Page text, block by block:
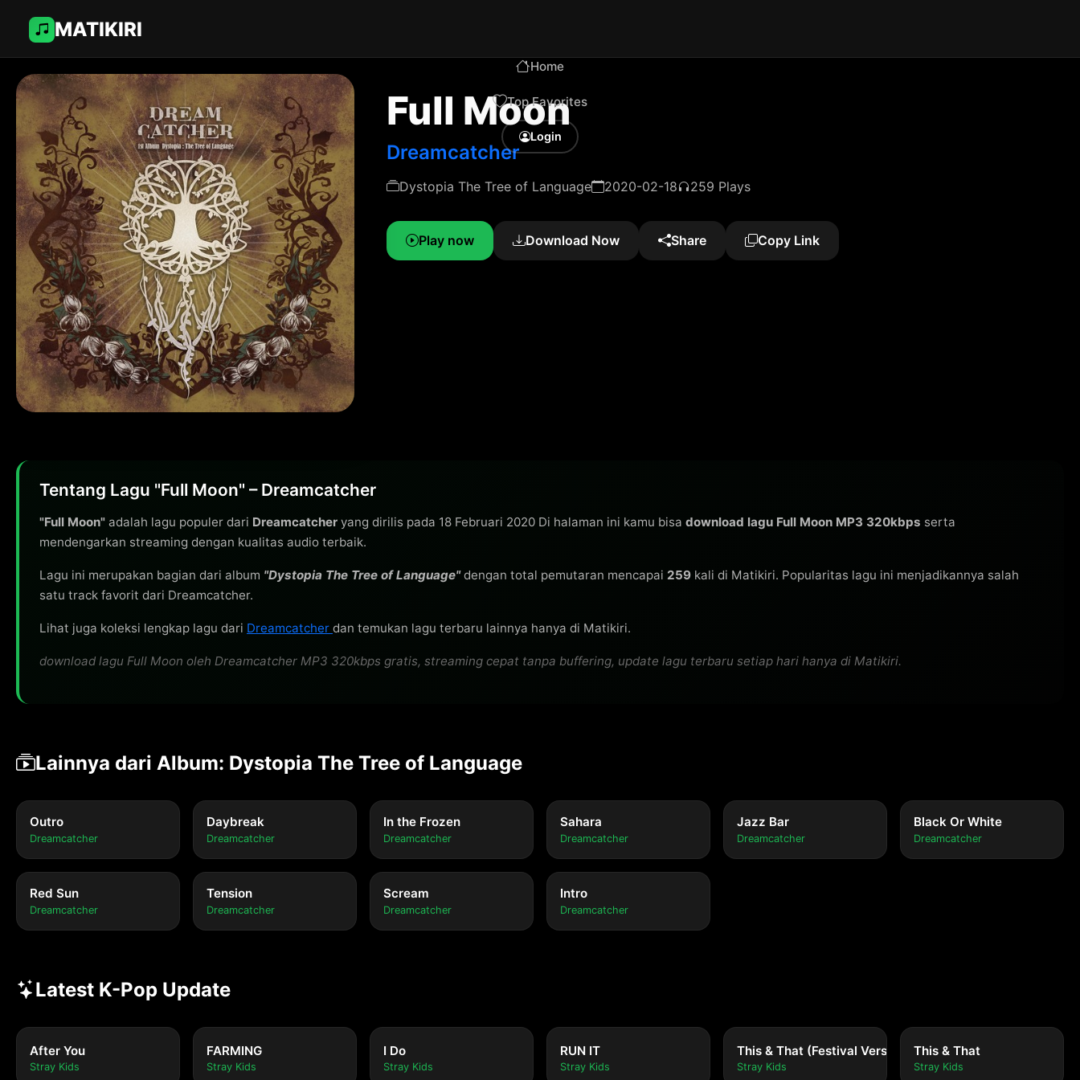
MATIKIRI
Home
Top Favorites
Login
Full Moon
Dreamcatcher
Dystopia The Tree of Language 2020-02-18 259 Plays
Play now Download Now Share Copy Link
Tentang Lagu "Full Moon" – Dreamcatcher
"Full Moon" adalah lagu populer dari Dreamcatcher yang dirilis pada 18 Februari 2020 Di halaman ini kamu bisa download lagu Full Moon MP3 320kbps serta
mendengarkan streaming dengan kualitas audio terbaik.
Lagu ini merupakan bagian dari album "Dystopia The Tree of Language"dengan total pemutaran mencapai 259 kali di Matikiri. Popularitas lagu ini menjadikannya salah
satu track favorit dari Dreamcatcher.
Lihat juga koleksi lengkap lagu dari Dreamcatcher dan temukan lagu terbaru lainnya hanya di Matikiri.
download lagu Full Moon oleh Dreamcatcher MP3 320kbps gratis, streaming cepat tanpa buffering, update lagu terbaru setiap hari hanya di Matikiri.
Lainnya dari Album: Dystopia The Tree of Language
Outro
Dreamcatcher
Daybreak
Dreamcatcher
In the Frozen
Dreamcatcher
Sahara
Dreamcatcher
Jazz Bar
Dreamcatcher
Black Or White
Dreamcatcher
Red Sun
Dreamcatcher
Tension
Dreamcatcher
Scream
Dreamcatcher
Intro
Dreamcatcher
Latest K-Pop Update
After You
Stray Kids
FARMING
Stray Kids
I Do
Stray Kids
RUN IT
Stray Kids
This & That (Festival Version)
Stray Kids
This & That
Stray Kids